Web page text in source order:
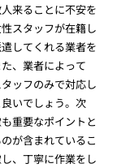
来ることに不安を
スタッフが在籍し
してくれる業者を
、業者によって
ッフのみで対応し
いでしょう。次
重要なポイントと
が含まれているこ
、丁寧に作業をし